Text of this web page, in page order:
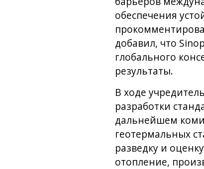
обеспечения
добавил, что
глобального
результаты.
В ходе
разработки
дальнейшем
геотермальных
разведку и
отопление,